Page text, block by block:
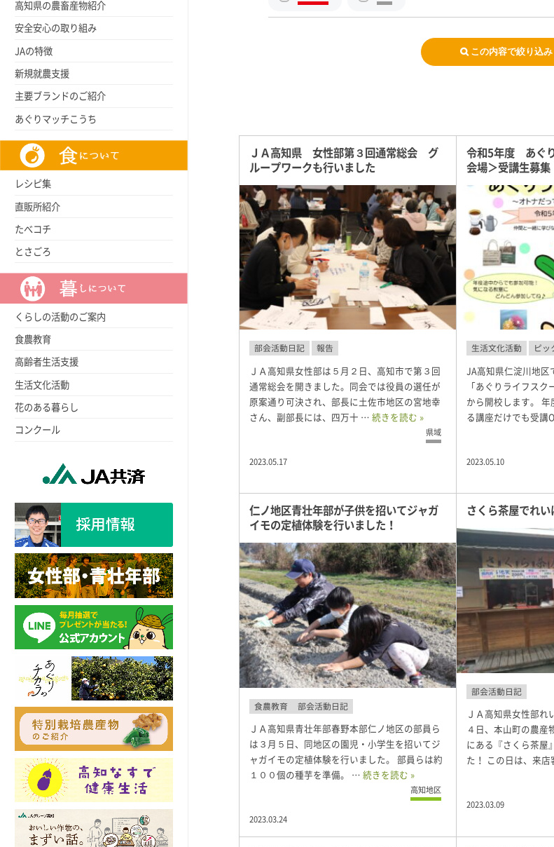
ＪＡ高知県 女性部第３回通常総会 グ
ループワークも行いました
部会活動日記 報告
ＪＡ高知県女性部は５月２日、高知市で第３回
通常総会を開きました。同会では役員の選任が
原案通り可決され、部長に土佐市地区の宮地幸
さん、副部長には、四万十 … 続きを読む »
県域
2023.05.17
令和5年度 あぐり
会場＞受講生募集
生活文化活動 ピッ
JA高知県仁淀川地
「あぐりライフスク
から開校します。
る講座だけでも受講
2023.05.10
仁ノ地区青壮年部が子供を招いてジャガ
イモの定植体験を行いました！
食農教育 部会活動日記
ＪＡ高知県青壮年部春野本部仁ノ地区の部員ら
は３月５日、同地区の園児・小学生を招いてジ
ャガイモの定植体験を行いました。 部員らは約
１００個の種芋を準備。 … 続きを読む »
高知地区
2023.03.24
さくら茶屋でれ
部会活動日記
ＪＡ高知県女性部れ
４日、本山町の農産
にある『さくら茶屋
た！ この日は、来
2023.03.09
高知県の農畜産物紹介
安全安心の取り組み
JAの特徴
新規就農支援
主要ブランドのご紹介
あぐりマッチこうち
レシピ集
直販所紹介
たべコチ
とさごろ
くらしの活動のご案内
食農教育
高齢者生活支援
生活文化活動
花のある暮らし
コンクール